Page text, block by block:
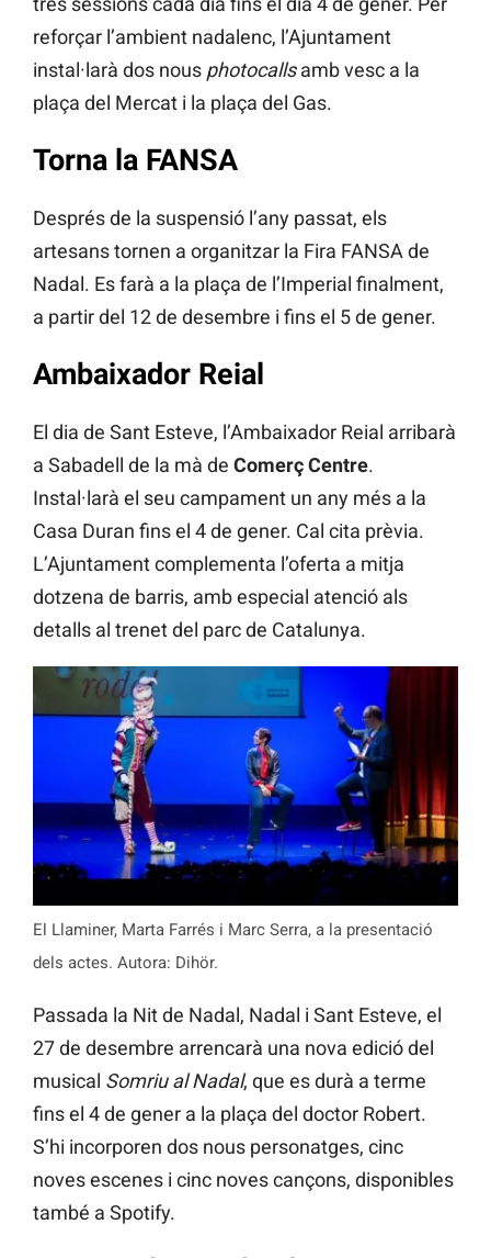
reforçar l’ambient nadalenc, l’Ajuntament
instal·larà dos nous photocallsamb vesc a la
plaça del Mercat i la plaça del Gas.
Torna la FANSA
Després de la suspensió l’any passat, els
artesans tornen a organitzar la Fira FANSA de
Nadal. Es farà a la plaça de l’Imperial finalment,
a partir del 12 de desembre i fins el 5 de gener.
Ambaixador Reial
El dia de Sant Esteve, l’Ambaixador Reial arribarà
a Sabadell de la mà de Comerç Centre.
Instal·larà el seu campament un any més a la
Casa Duran fins el 4 de gener. Cal cita prèvia.
L’Ajuntament complementa l’oferta a mitja
dotzena de barris, amb especial atenció als
detalls al trenet del parc de Catalunya.
El Llaminer, Marta Farrés i Marc Serra, a la presentació
dels actes. Autora: Dihör.
Passada la Nit de Nadal, Nadal i Sant Esteve, el
27 de desembre arrencarà una nova edició del
musical Somriu al Nadal, que es durà a terme
fins el 4 de gener a la plaça del doctor Robert.
S’hi incorporen dos nous personatges, cinc
noves escenes i cinc noves cançons, disponibles
també a Spotify.